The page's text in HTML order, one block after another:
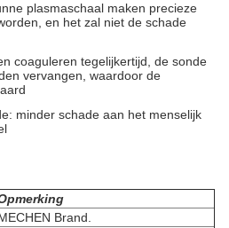
plasmaschaal maken precieze
en het zal niet de schade
coaguleren tegelijkertijd, de sonde
vervangen, waardoor de
minder schade aan het menselijk
Brand.